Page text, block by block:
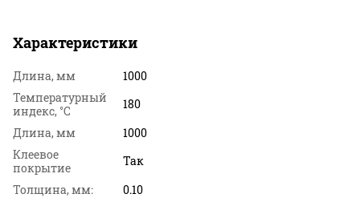
Характеристики
Длина, мм
1000
Температурный
индекс, °C
180
Длина, мм
1000
Клеевое
покрытие
Так
Толщина, мм:
0.10